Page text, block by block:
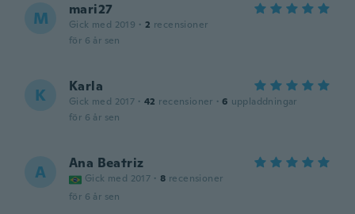
M mari27
Gick med 2019 · 2 recensioner
för 6 år sen
K Karla
Gick med 2017 · 42 recensioner · 6 uppladdningar
för 6 år sen
A Ana Beatriz
Gick med 2017 · 8 recensioner
för 6 år sen